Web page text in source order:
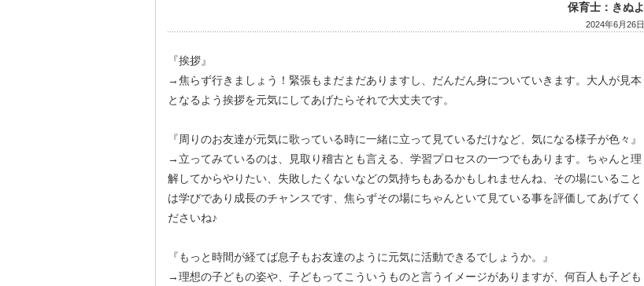
保育士：きぬよ
2024年6月26日
『挨拶』
→焦らず行きましょう！緊張もまだまだありますし、だんだん身についていきます。大人が見本
となるよう挨拶を元気にしてあげたらそれで大丈夫です。
『周りのお友達が元気に歌っている時に一緒に立って見ているだけなど、気になる様子が色々』
→立ってみているのは、見取り稽古とも言える、学習プロセスの一つでもあります。ちゃんと理
解してからやりたい、失敗したくないなどの気持ちもあるかもしれませんね、その場にいること
は学びであり成長のチャンスです、焦らずその場にちゃんといて見ている事を評価してあげてく
ださいね♪
『もっと時間が経てば息子もお友達のように元気に活動できるでしょうか。』
→理想の子どもの姿や、子どもってこういうものと言うイメージがありますが、何百人も子ども